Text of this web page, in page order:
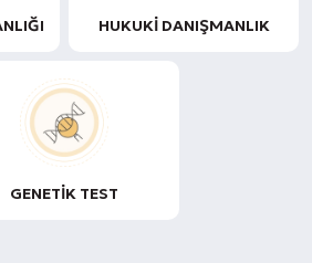
HUKUKI DANIŞMANLIK
GENETIK TEST